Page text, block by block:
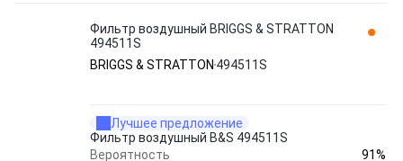
Фильтр воздушный BRIGGS & STRATTON
494511S
BRIGGS & STRATTON 494511S
Лучшее предложение
Фильтр воздушный B&S 494511S
Вероятность
91%